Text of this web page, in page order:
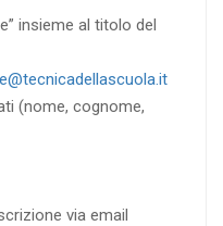
insieme al titolo del
(nome, cognome,
via email